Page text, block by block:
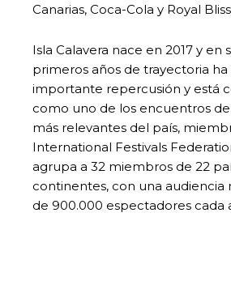
Canarias, Coca-Cola y Royal
Isla Calavera nace en 2017 y en
primeros años de trayectoria
importante repercusión y está
como uno de los encuentros
más relevantes del país,
International Festivals
agrupa a 32 miembros de 22
continentes, con una audiencia
de 900.000 espectadores cada